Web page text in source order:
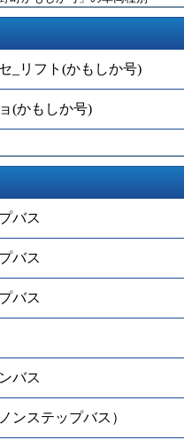
_リフト(かもしか号)
(かもしか号)
バス
バス
バス
バス
ンステップバス）